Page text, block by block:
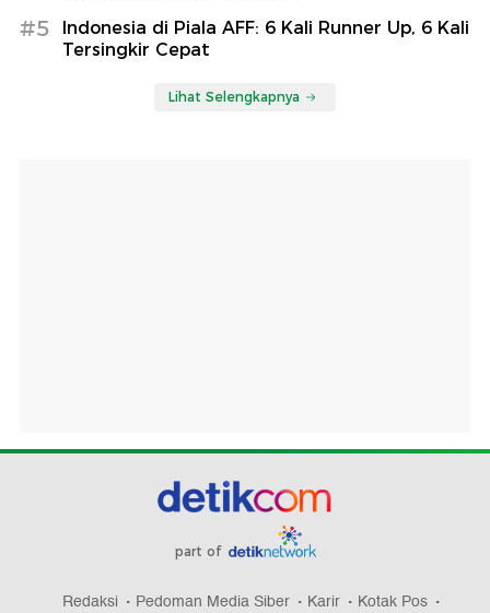
#5
Indonesia di Piala AFF: 6 Kali Runner Up, 6 Kali
Tersingkir Cepat
Lihat Selengkapnya
part of
Redaksi Pedoman Media Siber Karir Kotak Pos